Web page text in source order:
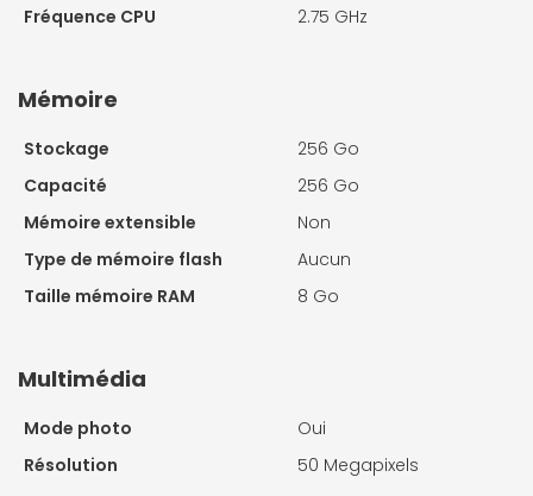
Fréquence CPU
2.75 GHz
Mémoire
Stockage
256 Go
Capacité
256 Go
Mémoire extensible
Non
Type de mémoire flash
Aucun
Taille mémoire RAM
8 Go
Multimédia
Mode photo
Oui
Résolution
50 Megapixels